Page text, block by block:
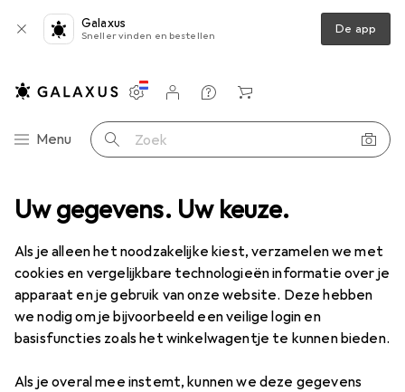
Uw gegevens. Uw keuze.
Als je alleen het noodzakelijke kiest, verzamelen we met
cookies en vergelijkbare technologieën informatie over je
apparaat en je gebruik van onze website. Deze hebben
we nodig om je bijvoorbeeld een veilige login en
basisfuncties zoals het winkelwagentje te kunnen bieden.
Als je overal mee instemt, kunnen we deze gegevens
Galaxus
Sneller vinden en bestellen De app
Categorie navigatie
Menu Zoek op
Instellingen
Klantenaccount
Produktvergelijking
Verlanglijstje
Winkelmandje